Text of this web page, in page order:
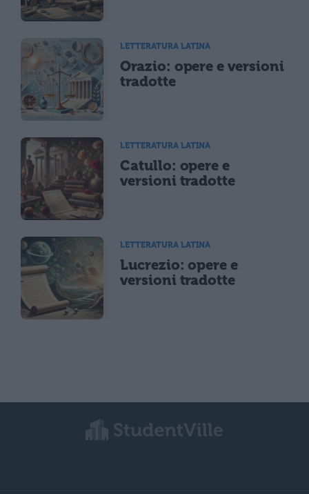
LETTERATURA LATINA
Orazio: opere e versioni
tradotte
LETTERATURA LATINA
Catullo: opere e
versioni tradotte
LETTERATURA LATINA
Lucrezio: opere e
versioni tradotte